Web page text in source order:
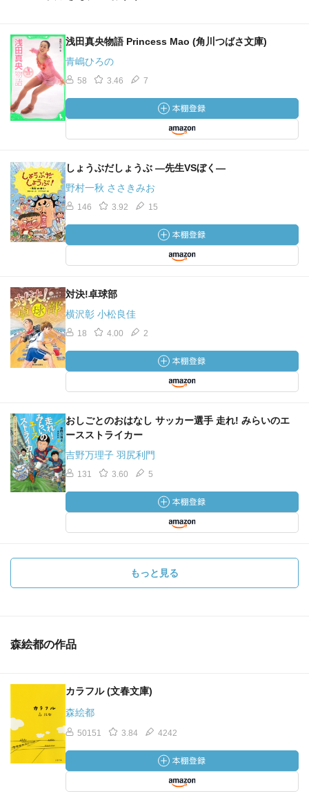
浅田真央物語 Princess Mao (角川つばさ文庫)
青嶋ひろの
58 3.46 7
しょうぶだしょうぶ ―先生VSぼく―
野村一秋 ささきみお
146 3.92 15
対決!卓球部
横沢彰 小松良佳
18 4.00 2
おしごとのおはなし サッカー選手 走れ! みらいのエ
ースストライカー
吉野万理子 羽尻利門
131 3.60 5
もっと見る
森絵都の作品
カラフル (文春文庫)
森絵都
50151 3.84 4242